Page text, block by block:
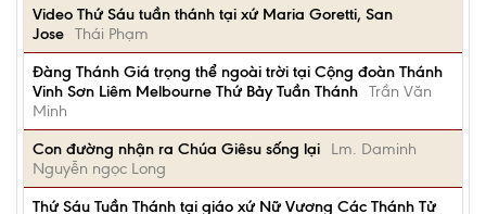
Video Thứ Sáu tuần thánh tại xứ Maria Goretti, San
Jose Thái Phạm
Đàng Thánh Giá trọng thể ngoài trời tại Cộng đoàn Thánh
Vinh Sơn Liêm Melbourne Thứ Bảy Tuần Thánh Trần Văn
Minh
Con đường nhận ra Chúa Giêsu sống lại
Lm. Daminh
Nguyễn ngọc Long
Thứ Sáu Tuần Thánh tại giáo xứ Nữ Vương Các Thánh Tử